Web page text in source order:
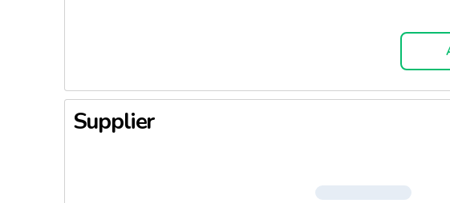
minimiser les risques
des personnes
recharges L’ARBRE
des produits L'Arbre
Vert sont compatibles
Supplier